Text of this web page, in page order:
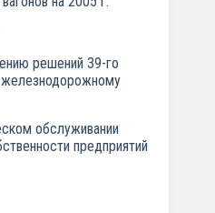
решений 39-го
железнодорожному
обслуживании
предприятий